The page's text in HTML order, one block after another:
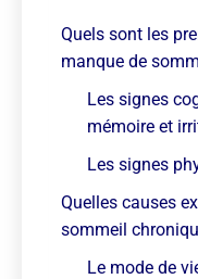
Quels sont les
manque de
Les signes
mémoire et
Les signes
Quelles causes
sommeil
Le mode de